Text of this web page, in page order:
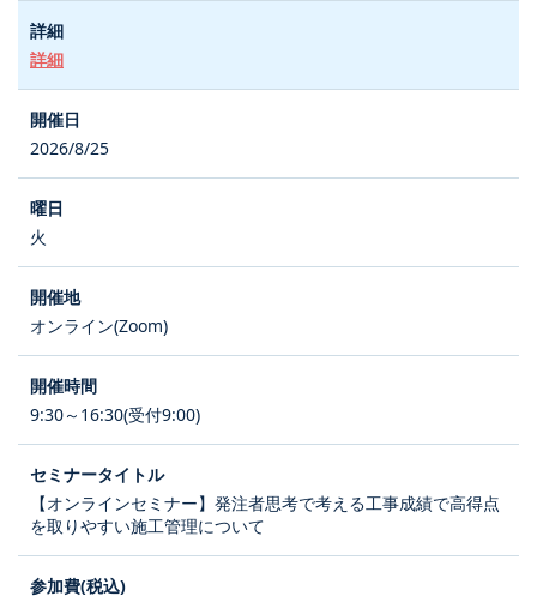
詳細
2026/8/25
火
オンライン(Zoom)
9:30～16:30(受付9:00)
【オンラインセミナー】発注者思考で考える工事成績で高得点
を取りやすい施工管理について